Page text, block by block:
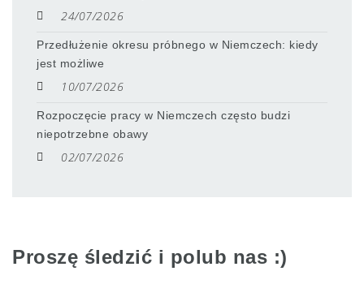
24/07/2026
Przedłużenie okresu próbnego w Niemczech: kiedy
jest możliwe
10/07/2026
Rozpoczęcie pracy w Niemczech często budzi
niepotrzebne obawy
02/07/2026
Proszę śledzić i polub nas :)